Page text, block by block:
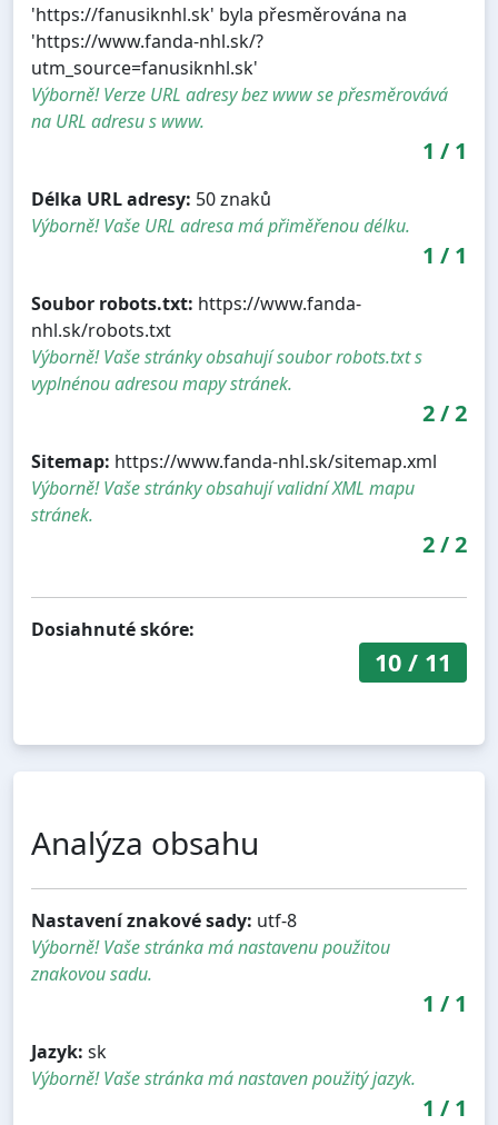
'https://fanusiknhl.sk' byla přesměrována na
'https://www.fanda-nhl.sk/?
utm_source=fanusiknhl.sk'
Výborně! Verze URL adresy bez www se přesměrovává
na URL adresu s www.
1 / 1
Délka URL adresy: 50 znaků
Výborně! Vaše URL adresa má přiměřenou délku.
1 / 1
Soubor robots.txt: https://www.fanda-
nhl.sk/robots.txt
Výborně! Vaše stránky obsahují soubor robots.txt s
vyplnénou adresou mapy stránek.
2/2
Sitemap: https://www.fanda-nhl.sk/sitemap.xml
Výborně! Vaše stránky obsahují validní XML mapu
stránek.
2/2
Dosiahnuté skóre:
10/ 11
Analýza obsahu
Nastavení znakové sady: utf-8
Výborně! Vaše stránka má nastavenu použitou
znakovou sadu.
1 / 1
Jazyk: sk
Výborně! Vaše stránka má nastaven použitý jazyk.
1 / 1